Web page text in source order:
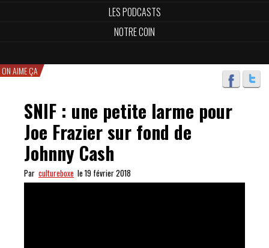
LES PODCASTS
NOTRE COIN
ON AIME ÇA
SNIF : une petite larme pour
Joe Frazier sur fond de
Johnny Cash
Par cultureboxe le 19 février 2018